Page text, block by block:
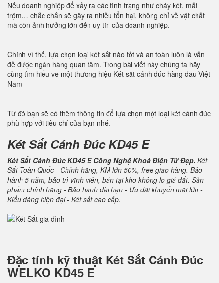
Nếu doanh nghiệp để xảy ra các tình trạng như cháy két, mất
trộm… chắc chắn sẽ gây ra nhiều tổn hại, không chỉ về vật chất
mà còn ảnh hưởng lớn đến uy tín của doanh nghiệp.
Chính vì thế, lựa chọn loại két sắt nào tốt và an toàn luôn là vấn
đề được ngân hàng quan tâm. Trong bài viết này chúng ta hãy
cùng tìm hiểu về một thương hiệu Két sắt cánh đúc hàng đầu Việt
Nam
Từ đó bạn sẽ có thêm thông tin để lựa chọn một loại két cánh đúc
phù hợp với tiêu chí của bạn nhé.
Két Sắt Cánh Đúc KD45 E
Két Sắt Cánh Đúc KD45 E Công Nghệ Khoá Điện Tử Đẹp. Két
Sắt Toàn Quốc - Chính hãng, KM lớn 50%, free giao hàng. Bảo
hành 5 năm, bảo trì vĩnh viễn, bán tại kho không lo giá đắt. Sản
phẩm chính hãng - Bảo hành dài hạn - Ưu đãi khuyến mãi lớn -
Kiểu dáng hiện đại - Két sắt cao cấp.
Đặc tính kỹ thuật Két Sắt Cánh Đúc
WELKO KD45 E